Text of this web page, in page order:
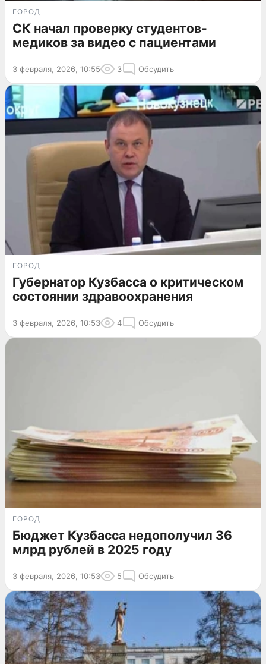
ГОРОД
СК начал проверку студентов-
медиков за видео с пациентами
3 февраля, 2026, 10:55 3 Обсудить
ГОРОД
Губернатор Кузбасса о критическом
состоянии здравоохранения
3 февраля, 2026, 10:53 4 Обсудить
ГОРОД
Бюджет Кузбасса недополучил 36
млрд рублей в 2025 году
3 февраля, 2026, 10:53 5 Обсудить